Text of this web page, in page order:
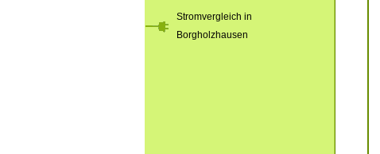
Stromvergleich in
Borgholzhausen